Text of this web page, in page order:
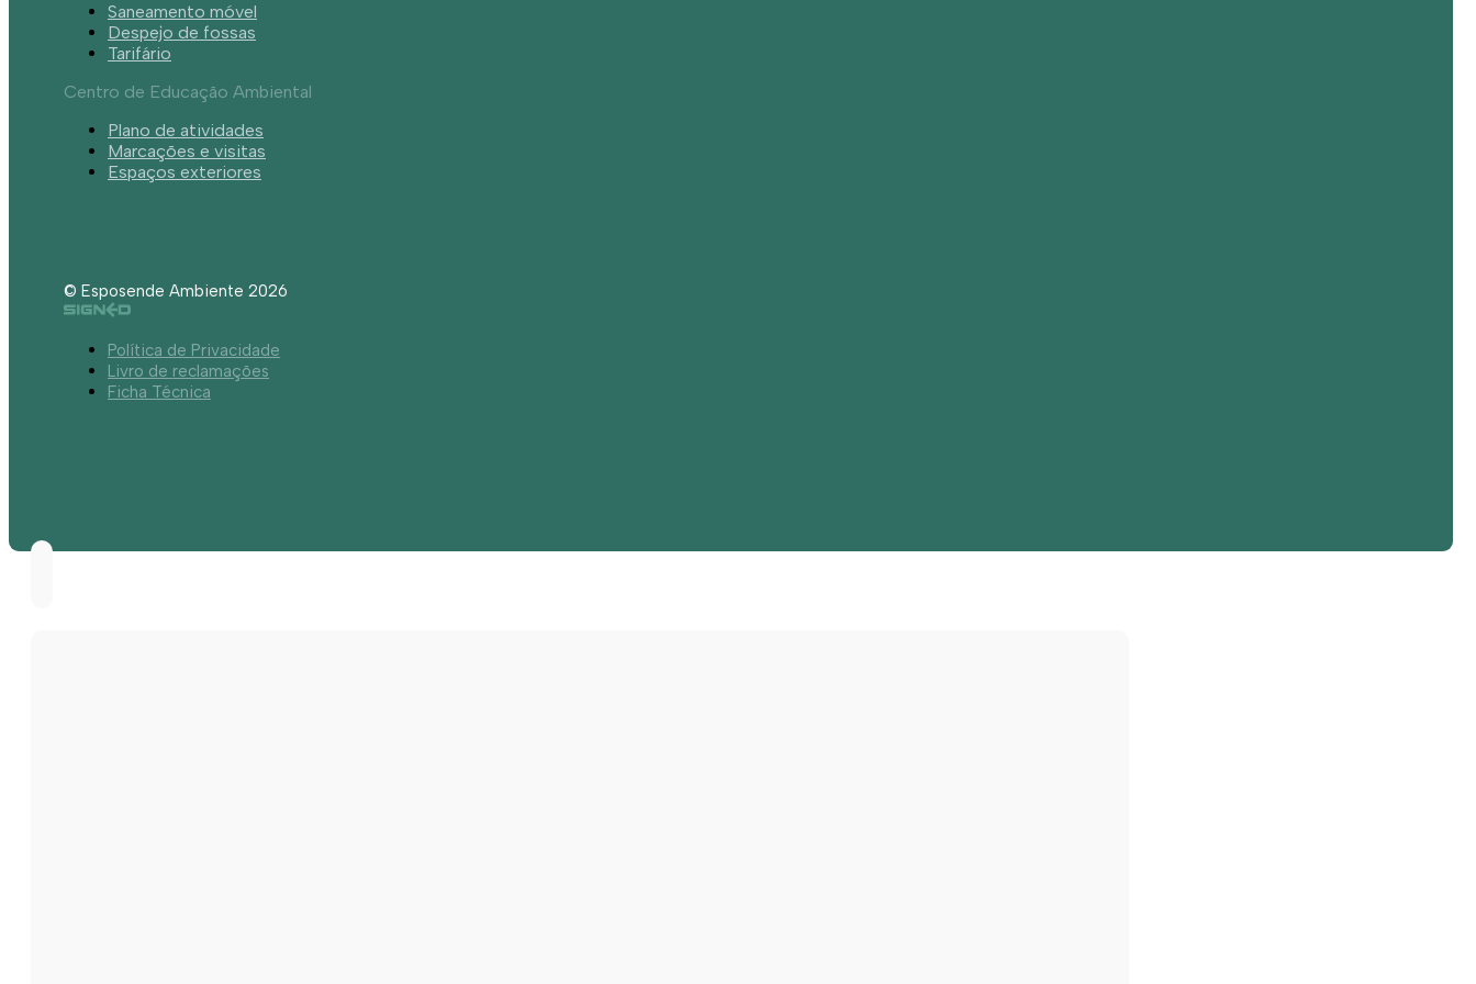
Saneamento móvel
Despejo de fossas
Tarifário
Centro de Educação Ambiental
Plano de atividades
Marcações e visitas
Espaços exteriores
© Esposende Ambiente 2026
Política de Privacidade
Livro de reclamações
Ficha Técnica